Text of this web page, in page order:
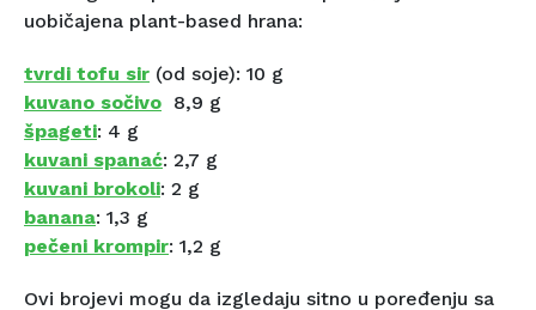
uobičajena plant-based hrana:
tvrdi tofu sir (od soje): 10 g
kuvano sočivo 8,9 g
špageti: 4 g
kuvani spanać: 2,7 g
kuvani brokoli: 2 g
banana: 1,3 g
pečeni krompir: 1,2 g
Ovi brojevi mogu da izgledaju sitno u poređenju sa